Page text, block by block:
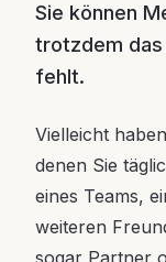
Sie können
trotzdem das
fehlt.
Vielleicht
denen Sie
eines Teams,
weiteren
sogar Partner